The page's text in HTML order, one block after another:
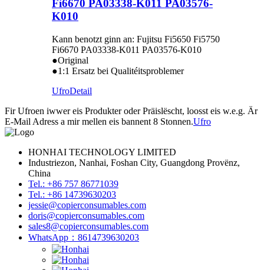
Fi6670 PA03338-K011 PA03576-
K010
Kann benotzt ginn an: Fujitsu Fi5650 Fi5750
Fi6670 PA03338-K011 PA03576-K010
●Original
●1:1 Ersatz bei Qualitéitsproblemer
UfroDetail
Fir Ufroen iwwer eis Produkter oder Präislëscht, loosst eis w.e.g. Är
E-Mail Adress a mir mellen eis bannent 8 Stonnen.Ufro
HONHAI TECHNOLOGY LIMITED
Industriezon, Nanhai, Foshan City, Guangdong Provënz,
China
Tel.: +86 757 86771039
Tel.: +86 14739630203
jessie@copierconsumables.com
doris@copierconsumables.com
sales8@copierconsumables.com
WhatsApp：8614739630203